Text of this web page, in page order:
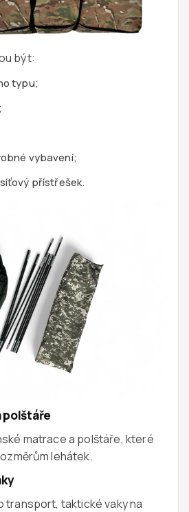
být:
typu;
;
vybavení;
přístřešek.
polštáře
matrace a polštáře, které
lehátek.
transport, taktické vaky na